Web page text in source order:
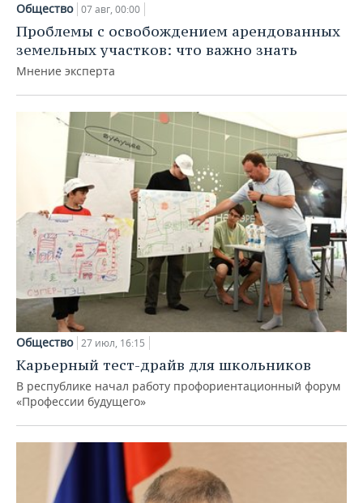
Общество 07 авг, 00:00
Проблемы с освобождением арендованных
земельных участков: что важно знать
Мнение эксперта
Общество 27 июл, 16:15
Карьерный тест-драйв для школьников
В республике начал работу профориентационный форум
«Профессии будущего»